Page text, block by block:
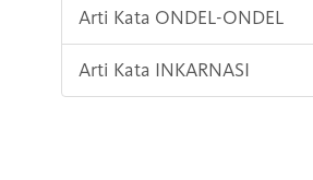
Arti Kata ONDEL-ONDEL
Arti Kata INKARNASI